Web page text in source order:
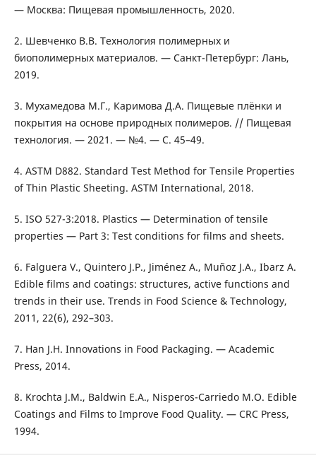
— Москва: Пищевая промышленность, 2020.
2. Шевченко В.В. Технология полимерных и
биополимерных материалов. — Санкт-Петербург: Лань,
2019.
3. Мухамедова М.Г., Каримова Д.А. Пищевые плёнки и
покрытия на основе природных полимеров. // Пищевая
технология. — 2021. — №4. — С. 45–49.
4. ASTM D882. Standard Test Method for Tensile Properties
of Thin Plastic Sheeting. ASTM International, 2018.
5. ISO 527-3:2018. Plastics — Determination of tensile
properties — Part 3: Test conditions for films and sheets.
6. Falguera V., Quintero J.P., Jiménez A., Muñoz J.A., Ibarz A.
Edible films and coatings: structures, active functions and
trends in their use. Trends in Food Science & Technology,
2011, 22(6), 292–303.
7. Han J.H. Innovations in Food Packaging. — Academic
Press, 2014.
8. Krochta J.M., Baldwin E.A., Nisperos-Carriedo M.O. Edible
Coatings and Films to Improve Food Quality. — CRC Press,
1994.